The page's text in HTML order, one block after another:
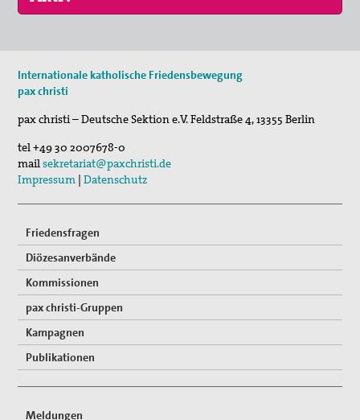
„Menschen der Gewaltfreiheit – erinnert in Ze…
Roter Faden Frieden-Generationsübergreifende …
Internationale katholische Friedensbewegung
pax christi
pax christi – Deutsche Sektion e.V.Feldstraße 4,13355 Berlin
tel+49 30 2007678-0
mailsekretariat@paxchristi.de
Impressum |Datenschutz
Friedensfragen
Diözesanverbände
Kommissionen
pax christi-Gruppen
Kampagnen
Publikationen
Meldungen